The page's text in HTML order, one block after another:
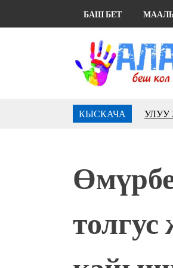
БАШ БЕТ
КЫСКАЧА
УЛУУ
үчүн,